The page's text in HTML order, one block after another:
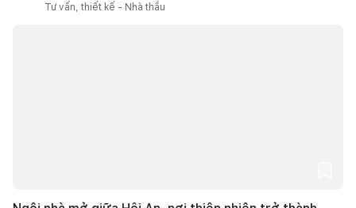
Tư vấn, thiết kế - Nhà thầu